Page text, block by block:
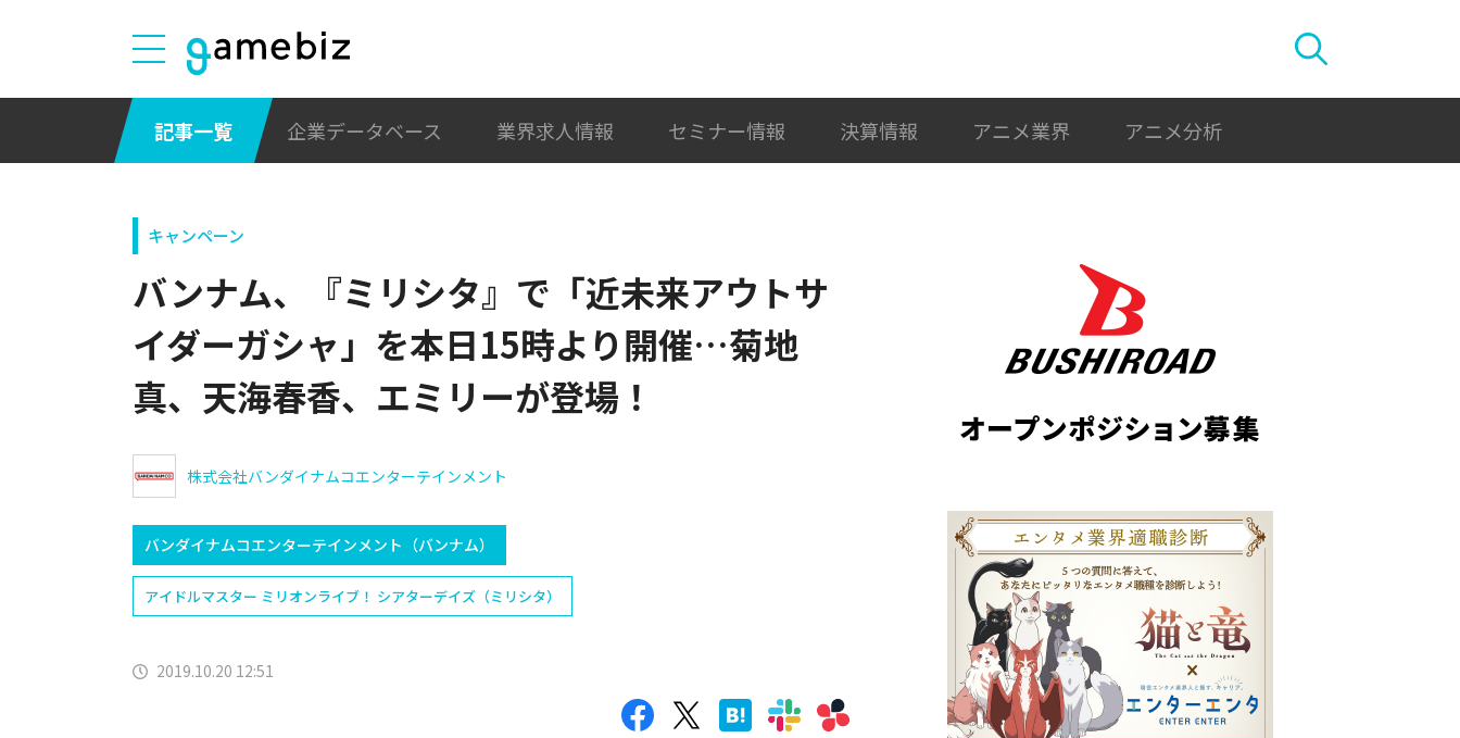
記事一覧 企業データベース 業界求人情報 セミナー情報 決算情報 アニメ業界 アニメ分析
キャンペーン
バンナム、『ミリシタ』で「近未来アウトサ
イダーガシャ」を本日15時より開催…菊地
真、天海春香、エミリーが登場！
株式会社バンダイナムコエンターテインメント
バンダイナムコエンターテインメント（バンナム）
アイドルマスター ミリオンライブ！ シアターデイズ（ミリシタ）
2019.10.20 12:51